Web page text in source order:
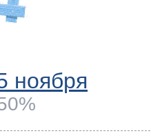
ноября